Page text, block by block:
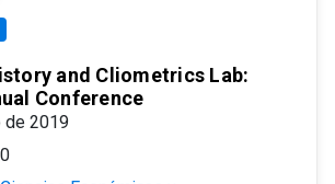
and Cliometrics Lab:
Conference
de 2019